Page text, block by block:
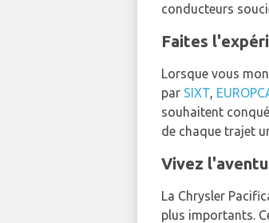
conducteurs
Faites
Lorsque vous
par SIXT,
souhaitent
de chaque trajet
Vivez
La Chrysler
plus importants.